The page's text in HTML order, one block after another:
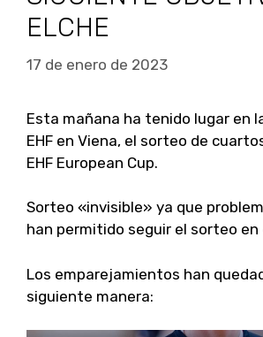
ELCHE
17 de enero de 2023
Esta mañana ha tenido lugar en
EHF en Viena, el sorteo de
EHF European Cup.
Sorteo «invisible» ya que
han permitido seguir el sorteo en
Los emparejamientos han
siguiente manera: